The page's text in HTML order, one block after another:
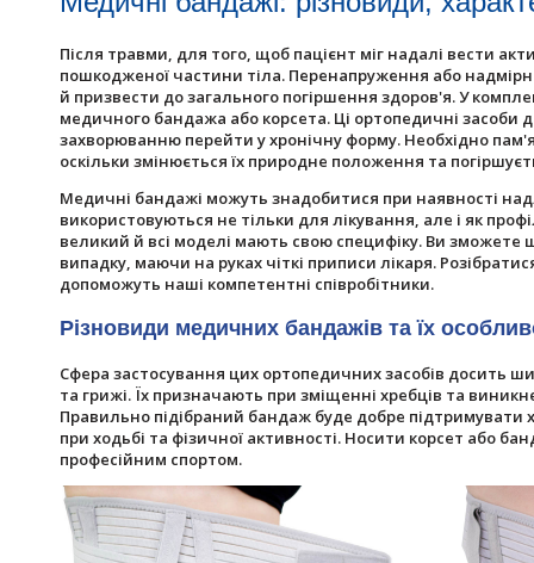
Після травми, для того, щоб пацієнт міг надалі вести
пошкодженої частини тіла. Перенапруження або
й призвести до загального погіршення здоров'я. У
медичного бандажа або корсета. Ці ортопедичні
захворюванню перейти у хронічну форму. Необхідно
оскільки змінюється їх природне положення та
Медичні бандажі можуть знадобитися при наявності
використовуються не тільки для лікування, але і як
великий й всі моделі мають свою специфіку. Ви
випадку, маючи на руках чіткі приписи лікаря.
допоможуть наші компетентні співробітники.
Різновиди медичних бандажів та їх
Сфера застосування цих ортопедичних засобів досить
та грижі. Їх призначають при зміщенні хребців та
Правильно підібраний бандаж буде добре підтримувати
при ходьбі та фізичної активності. Носити корсет або
професійним спортом.